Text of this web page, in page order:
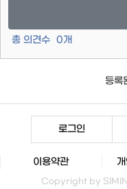
총 의견수 0개
등록
로그인
이용약관
Copyright by